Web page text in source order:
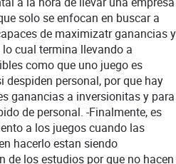
solo se enfocan en buscar a
de maximizatr ganancias y
cual termina llevando a
como que uno juego es
despiden personal, por que hay
ganancias a inversionitas y para
de personal. -Finalmente, es
a los juegos cuando las
hacerlo estan siendo
de los estudios por que no hacen